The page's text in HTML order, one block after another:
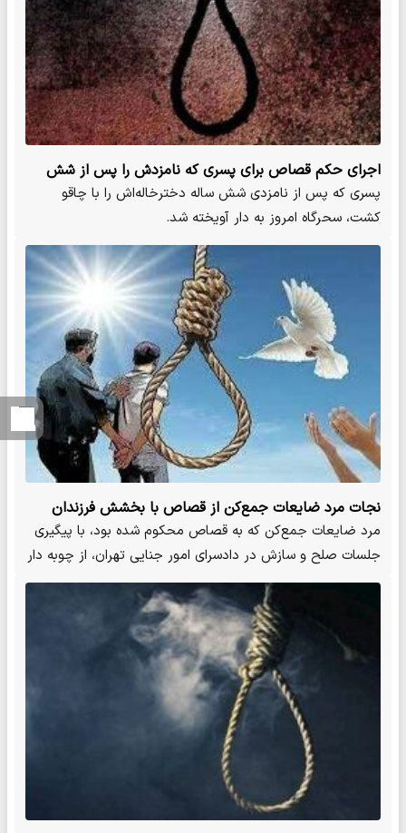
اجرای حکم قصاص برای پسری که نامزدش را پس از شش
سال کشت
پسری که پس از نامزدی شش ساله دخترخاله‌اش را با چاقو
کشت، سحرگاه امروز به دار آویخته شد.
نجات مرد ضایعات جمع‌کن از قصاص با بخشش فرزندان
مقتول
مرد ضایعات‌ جمع‌کن که به قصاص محکوم شده بود، با پیگیری
جلسات صلح و سازش در دادسرای امور جنایی تهران، از چوبه دار
نجات ی…